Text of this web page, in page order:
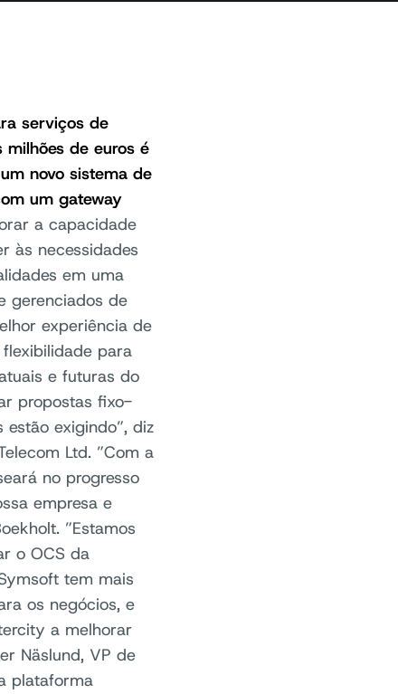
serviços de
de euros é
novo sistema de
um gateway
a capacidade
às necessidades
em uma
gerenciados de
experiência de
para
e futuras do
propostas fixo-
exigindo”, diz
Ltd. ”Com a
no progresso
empresa e
”Estamos
o OCS da
tem mais
os negócios, e
a melhorar
Näslund, VP de
plataforma